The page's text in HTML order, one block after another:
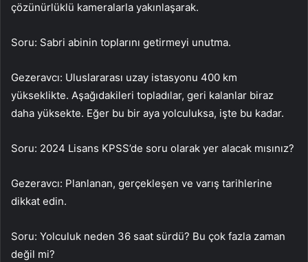
çözünürlüklü kameralarla yakınlaşarak.
Soru: Sabri abinin toplarını getirmeyi unutma.
Gezeravcı: Uluslararası uzay istasyonu 400 km
yükseklikte. Aşağıdakileri topladılar, geri kalanlar biraz
daha yüksekte. Eğer bu bir aya yolculuksa, işte bu kadar.
Soru: 2024 Lisans KPSS’de soru olarak yer alacak mısınız?
Gezeravcı: Planlanan, gerçekleşen ve varış tarihlerine
dikkat edin.
Soru: Yolculuk neden 36 saat sürdü? Bu çok fazla zaman
değil mi?